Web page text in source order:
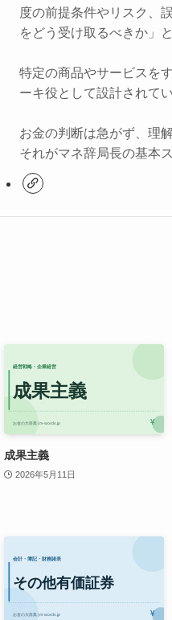
度の前提条件やリスク、
をどう受け取るべきか」
特定の商品やサービスを
ーキ役として設計されてい
お金の判断は急がず、理
それがマネ辞局長の基本
成果主義
2026年5月11日